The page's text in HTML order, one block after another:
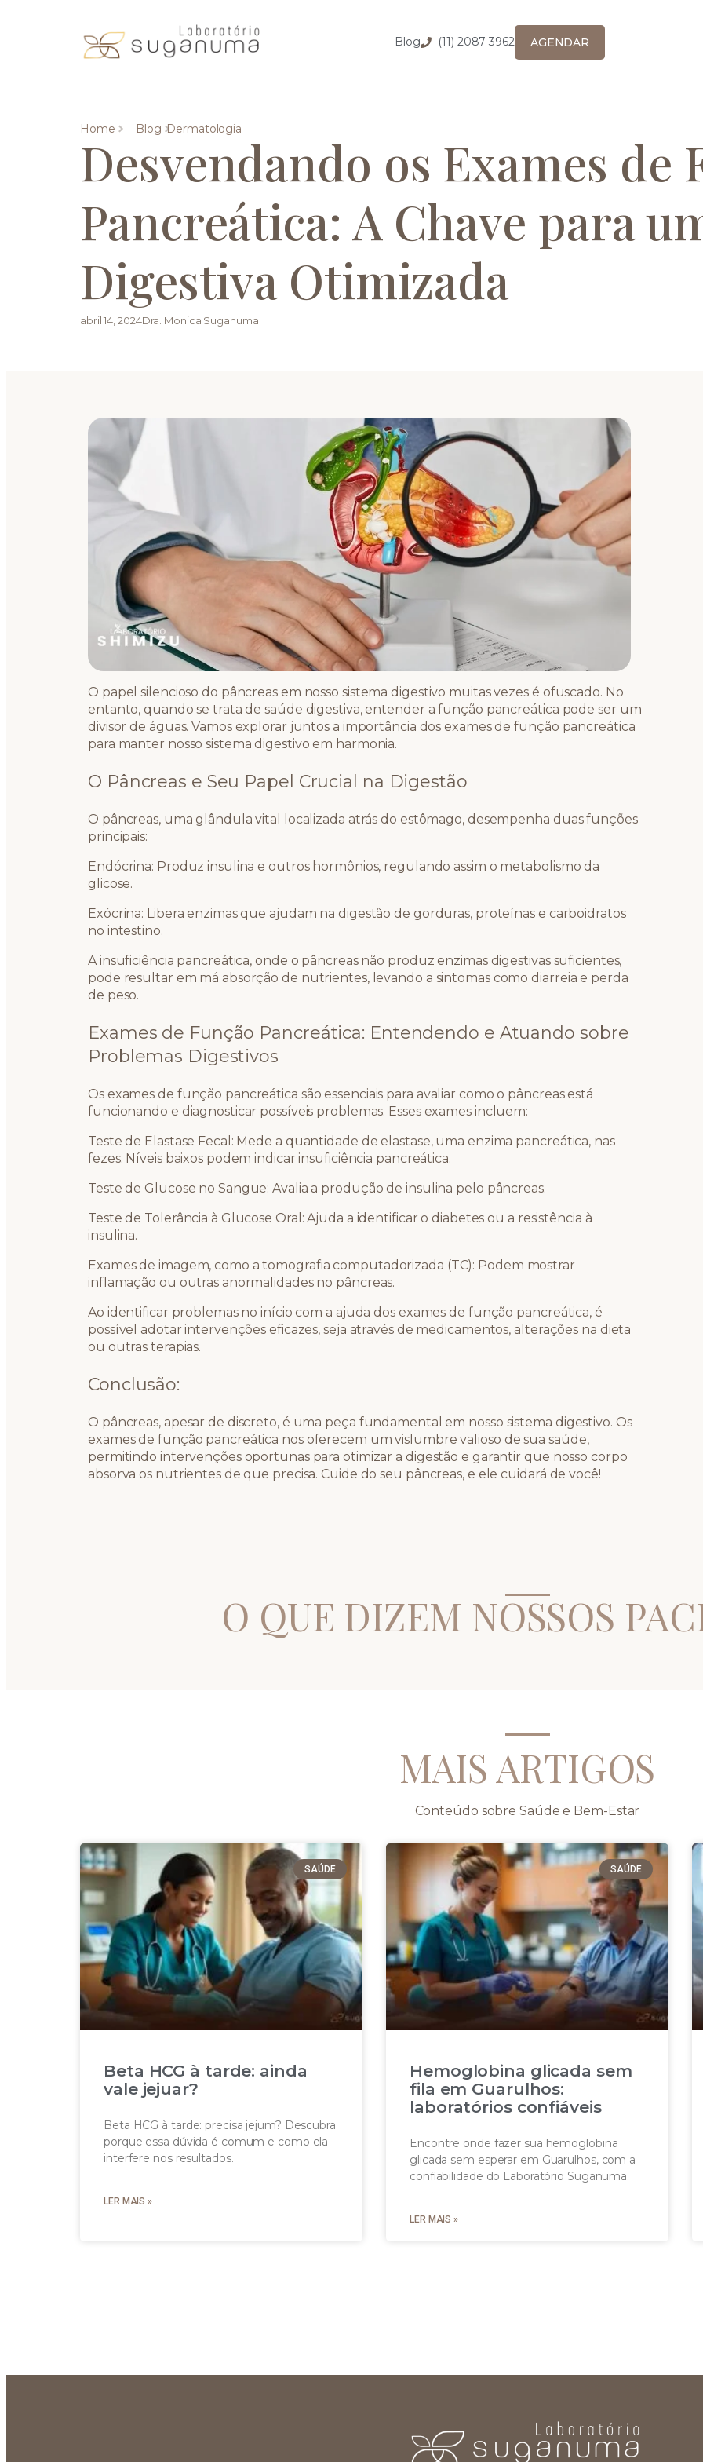
Blog (11) 2087-3962 AGENDAR
Home Blog Dermatologia
Desvendando os Exames de
Pancreática: A Chave para
Digestiva Otimizada
abril 14, 2024Dra. Monica Suganuma
O papel silencioso do pâncreas em nosso sistema digestivo muitas vezes é ofuscado. No
entanto, quando se trata de saúde digestiva, entender a função pancreática pode ser um
divisor de águas. Vamos explorar juntos a importância dos exames de função pancreática
para manter nosso sistema digestivo em harmonia.
O Pâncreas e Seu Papel Crucial na Digestão
O pâncreas, uma glândula vital localizada atrás do estômago, desempenha duas funções
principais:
Endócrina: Produz insulina e outros hormônios, regulando assim o metabolismo da
glicose.
Exócrina: Libera enzimas que ajudam na digestão de gorduras, proteínas e carboidratos
no intestino.
A insuficiência pancreática, onde o pâncreas não produz enzimas digestivas suficientes,
pode resultar em má absorção de nutrientes, levando a sintomas como diarreia e perda
de peso.
Exames de Função Pancreática: Entendendo e Atuando sobre
Problemas Digestivos
Os exames de função pancreática são essenciais para avaliar como o pâncreas está
funcionando e diagnosticar possíveis problemas. Esses exames incluem:
Teste de Elastase Fecal: Mede a quantidade de elastase, uma enzima pancreática, nas
fezes. Níveis baixos podem indicar insuficiência pancreática.
Teste de Glucose no Sangue: Avalia a produção de insulina pelo pâncreas.
Teste de Tolerância à Glucose Oral: Ajuda a identificar o diabetes ou a resistência à
insulina.
Exames de imagem, como a tomografia computadorizada (TC): Podem mostrar
inflamação ou outras anormalidades no pâncreas.
Ao identificar problemas no início com a ajuda dos exames de função pancreática, é
possível adotar intervenções eficazes, seja através de medicamentos, alterações na dieta
ou outras terapias.
Conclusão:
O pâncreas, apesar de discreto, é uma peça fundamental em nosso sistema digestivo. Os
exames de função pancreática nos oferecem um vislumbre valioso de sua saúde,
permitindo intervenções oportunas para otimizar a digestão e garantir que nosso corpo
absorva os nutrientes de que precisa. Cuide do seu pâncreas, e ele cuidará de você!
O QUE DIZEM NOSSOS
MAIS ARTIGOS
Conteúdo sobre Saúde e Bem-Estar
SAÚDE
Beta HCG à tarde: ainda
vale jejuar?
Beta HCG à tarde: precisa jejum? Descubra
porque essa dúvida é comum e como ela
interfere nos resultados.
LER MAIS »
SAÚDE
Hemoglobina glicada sem
fila em Guarulhos:
laboratórios confiáveis
Encontre onde fazer sua hemoglobina
glicada sem esperar em Guarulhos, com a
confiabilidade do Laboratório Suganuma.
LER MAIS »